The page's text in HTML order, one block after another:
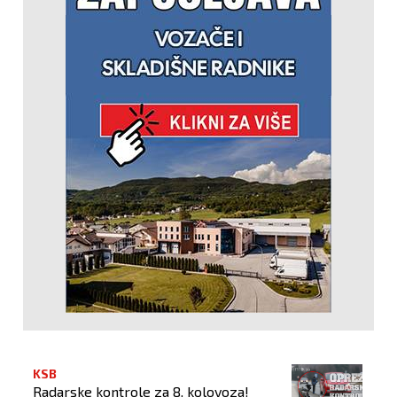
KSB
Radarske kontrole za 8. kolovoza!